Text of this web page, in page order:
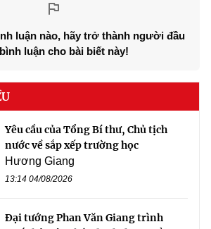
luận nào, hãy trở thành người đầu
luận cho bài biết này!
Yêu cầu của Tổng Bí thư, Chủ tịch
nước về sắp xếp trường học
Hương Giang
13:14 04/08/2026
Đại tướng Phan Văn Giang trình